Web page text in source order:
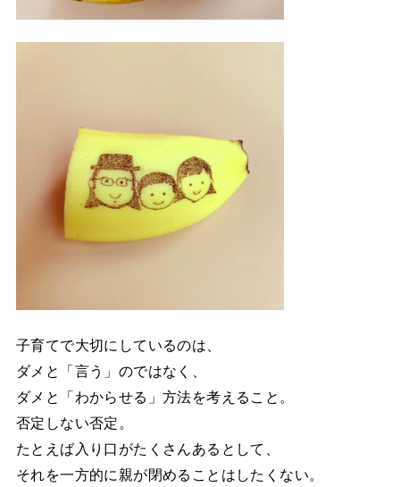
子育てで大切にしているのは、
ダメと「言う」のではなく、
ダメと「わからせる」方法を考えること。
否定しない否定。
たとえば入り口がたくさんあるとして、
それを一方的に親が閉めることはしたくない。